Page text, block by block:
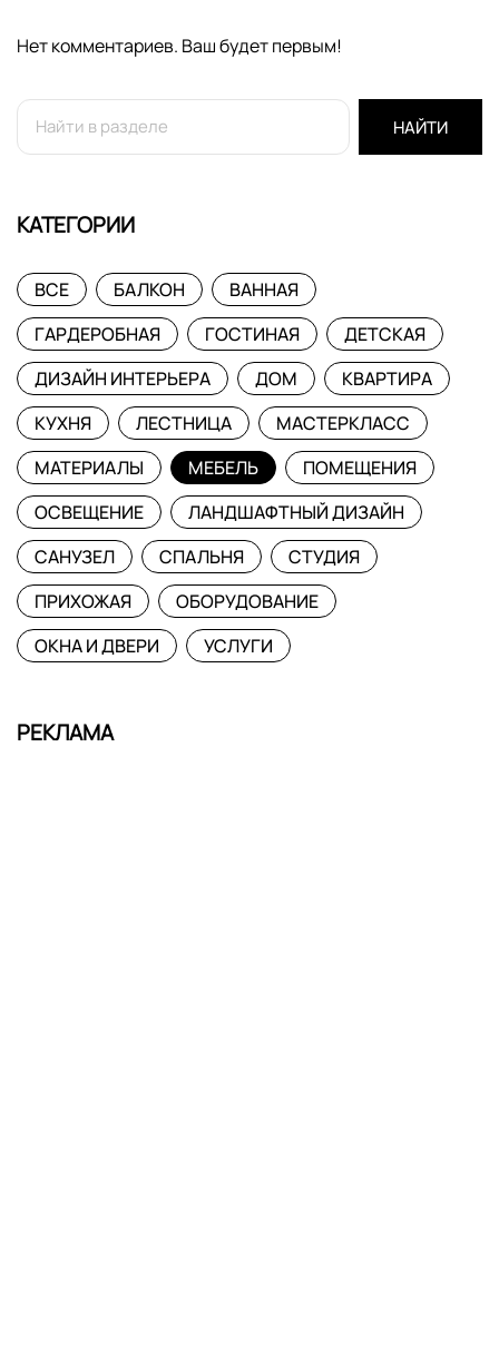
Нет комментариев. Ваш будет первым!
НАЙТИ
КАТЕГОРИИ
ВСЕ БАЛКОН
ВАННАЯ
ГАРДЕРОБНАЯ
ГОСТИНАЯ
ДЕТСКАЯ
ДИЗАЙН ИНТЕРЬЕРА
ДОМ
КВАРТИРА
КУХНЯ
ЛЕСТНИЦА
МАСТЕРКЛАСС
МАТЕРИАЛЫ
МЕБЕЛЬ
ПОМЕЩЕНИЯ
ОСВЕЩЕНИЕ
ЛАНДШАФТНЫЙ ДИЗАЙН
САНУЗЕЛ
СПАЛЬНЯ
СТУДИЯ
ПРИХОЖАЯ
ОБОРУДОВАНИЕ
ОКНА И ДВЕРИ
УСЛУГИ
РЕКЛАМА